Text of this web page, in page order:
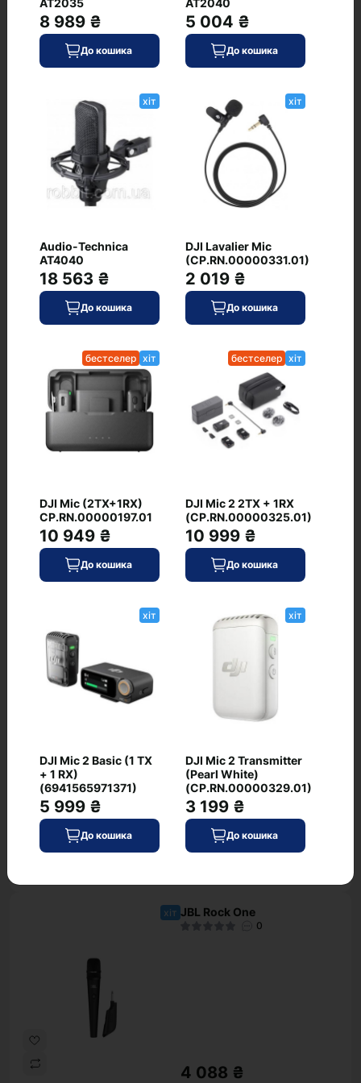
В наявності
Код: WT-9059
6 143 ₴
До кошика
бестселер
В наявності
Код: WT-7441
JBL PartyBox Wireless
4 279 ₴
До кошика
Код: WT-7440
JBL Partybox Wireless
Microphone
До кошика
JBL PBM100 Black
1 376 ₴
хіт JBL Rock One
0
4 088 ₴
8 989 ₴
До кошика
5 004 ₴
До кошика
хіт
Audio-Technica
AT4040
18 563 ₴
До кошика
хіт
DJI Lavalier Mic
(CP.RN.00000331.01)
2 019 ₴
До кошика
бестселер хіт
DJI Mic (2TX+1RX)
CP.RN.00000197.01
10 949 ₴
До кошика
бестселер хіт
DJI Mic 2 2TX + 1RX
(CP.RN.00000325.01)
10 999 ₴
До кошика
хіт
DJI Mic 2 Basic (1 TX
+ 1 RX)
(6941565971371)
5 999 ₴
До кошика
хіт
DJI Mic 2 Transmitter
(Pearl White)
(CP.RN.00000329.01)
3 199 ₴
До кошика